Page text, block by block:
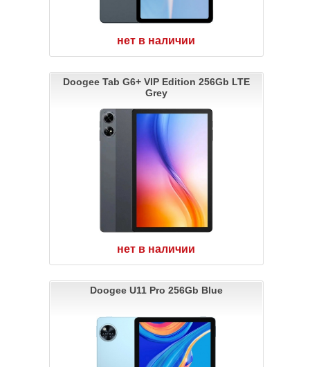
нет в наличии
Doogee Tab G6+ VIP Edition 256Gb LTE
Grey
нет в наличии
Doogee U11 Pro 256Gb Blue